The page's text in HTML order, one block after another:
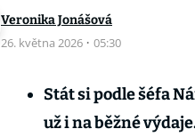
Veronika Jonášová
26. května 2026 · 05:30
Stát si podle šéfa
už i na běžné